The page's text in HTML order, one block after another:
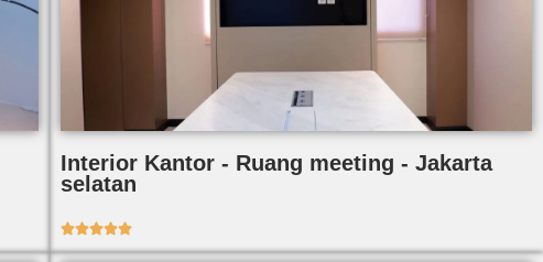
Interior Kantor - Ruang meeting - Jakarta
selatan
